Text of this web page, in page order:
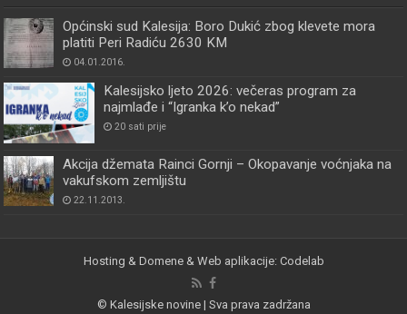
Općinski sud Kalesija: Boro Dukić zbog klevete mora
platiti Peri Radiću 2630 KM
04.01.2016.
Kalesijsko ljeto 2026: večeras program za
najmlađe i “Igranka k’o nekad”
20 sati prije
Akcija džemata Rainci Gornji – Okopavanje voćnjaka na
vakufskom zemljištu
22.11.2013.
Hosting & Domene & Web aplikacije: Codelab
© Kalesijske novine | Sva prava zadržana